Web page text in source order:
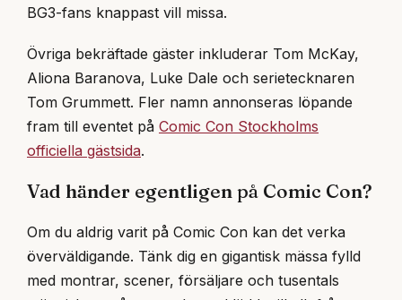
BG3-fans knappast vill missa.
Övriga bekräftade gäster inkluderar Tom McKay,
Aliona Baranova, Luke Dale och serietecknaren
Tom Grummett. Fler namn annonseras löpande
fram till eventet på Comic Con Stockholms
officiella gästsida.
Vad händer egentligen på Comic Con?
Om du aldrig varit på Comic Con kan det verka
överväldigande. Tänk dig en gigantisk mässa fylld
med montrar, scener, försäljare och tusentals